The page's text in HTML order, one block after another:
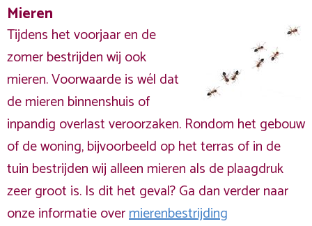
Mieren
Tijdens het voorjaar en de
zomer bestrijden wij ook
mieren. Voorwaarde is wél dat
de mieren binnenshuis of
inpandig overlast veroorzaken. Rondom het gebouw
of de woning, bijvoorbeeld op het terras of in de
tuin bestrijden wij alleen mieren als de plaagdruk
zeer groot is. Is dit het geval? Ga dan verder naar
onze informatie overmierenbestrijding